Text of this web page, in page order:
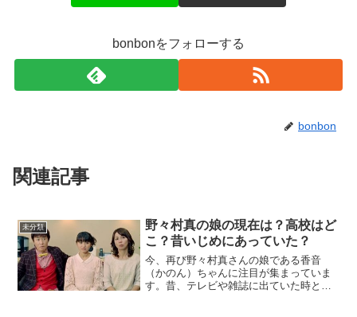
bonbonをフォローする
bonbon
関連記事
未分類
野々村真の娘の現在は？高校はど
こ？昔いじめにあっていた？
今、再び野々村真さんの娘である香音
（かのん）ちゃんに注目が集まっていま
す。昔、テレビや雑誌に出ていた時とは